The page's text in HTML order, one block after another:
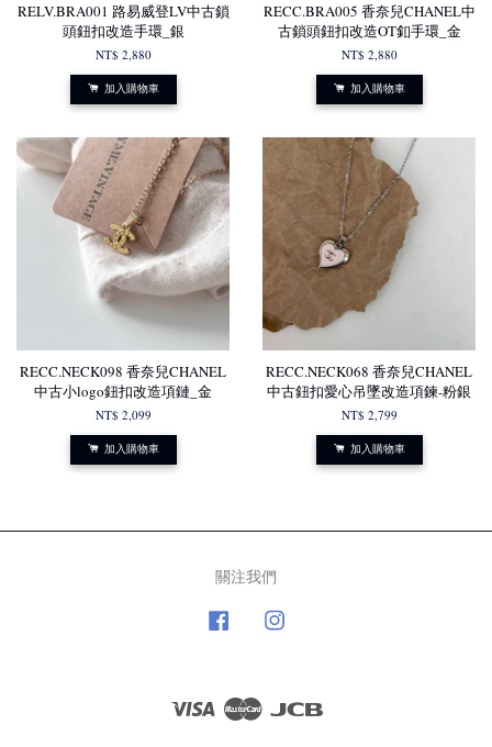
RELV.BRA001 路易威登LV中古鎖
頭鈕扣改造手環_銀
NT$ 2,880
加入購物車
RECC.BRA005 香奈兒CHANEL中
古鎖頭鈕扣改造OT釦手環_金
NT$ 2,880
加入購物車
RECC.NECK098 香奈兒CHANEL
中古小logo鈕扣改造項鏈_金
NT$ 2,099
加入購物車
RECC.NECK068 香奈兒CHANEL
中古鈕扣愛心吊墜改造項鍊-粉銀
NT$ 2,799
加入購物車
關注我們
Facebook
Visa Master